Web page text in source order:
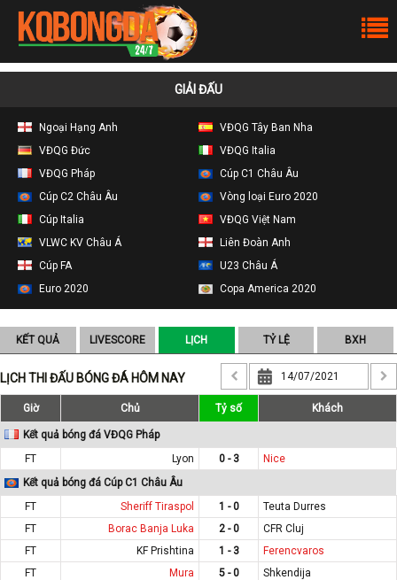
GIẢI ĐẤU
Ngoại Hạng Anh
VĐQG Tây Ban Nha
VĐQG Đức
VĐQG Italia
VĐQG Pháp
Cúp C1 Châu Âu
Cúp C2 Châu Âu
Vòng loại Euro 2020
Cúp Italia
VĐQG Việt Nam
VLWC KV Châu Á
Liên Đoàn Anh
Cúp FA
U23 Châu Á
Euro 2020
Copa America 2020
KẾT QUẢ LIVESCORE LỊCH TỶ LỆ BXH
LỊCH THI ĐẤU BÓNG ĐÁ HÔM NAY
Giờ Chủ Tỷ số Khách
Kết quả bóng đá VĐQG Pháp
FT
Lyon 0 - 3
Nice
Kết quả bóng đá Cúp C1 Châu Âu
FT
Sheriff Tiraspol 1 - 0
Teuta Durres
FT
Borac Banja Luka 2 - 0
CFR Cluj
FT
KF Prishtina 1 - 3
Ferencvaros
FT
Mura 5 - 0
Shkendija